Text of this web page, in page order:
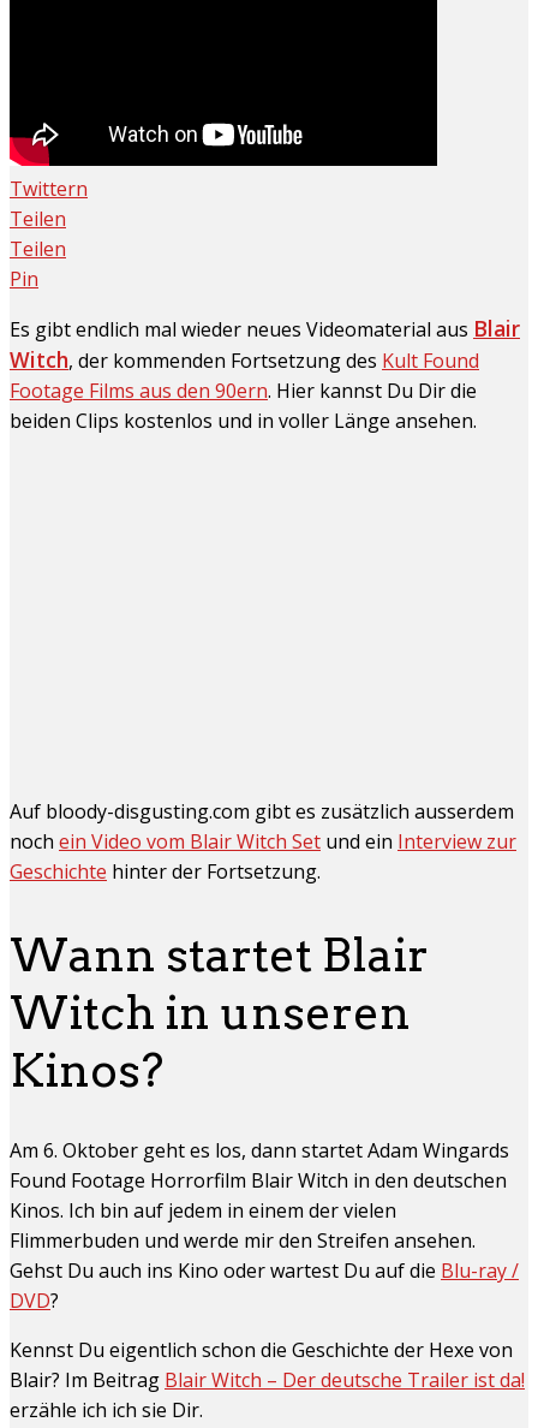
Twittern
Teilen
Teilen
Pin
Es gibt endlich mal wieder neues Videomaterial aus Blair
Witch, der kommenden Fortsetzung des Kult Found
Footage Films aus den 90ern. Hier kannst Du Dir die
beiden Clips kostenlos und in voller Länge ansehen.
Auf bloody-disgusting.com gibt es zusätzlich ausserdem
noch ein Video vom Blair Witch Set und ein Interview zur
Geschichte hinter der Fortsetzung.
Wann startet Blair
Witch in unseren
Kinos?
Am 6. Oktober geht es los, dann startet Adam Wingards
Found Footage Horrorfilm Blair Witch in den deutschen
Kinos. Ich bin auf jedem in einem der vielen
Flimmerbuden und werde mir den Streifen ansehen.
Gehst Du auch ins Kino oder wartest Du auf die Blu-ray /
DVD?
Kennst Du eigentlich schon die Geschichte der Hexe von
Blair? Im Beitrag Blair Witch – Der deutsche Trailer ist da!
erzähle ich ich sie Dir.